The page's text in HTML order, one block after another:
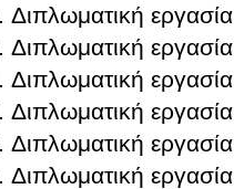
Διπλωματική εργασία
Διπλωματική εργασία
Διπλωματική εργασία
Διπλωματική εργασία
Διπλωματική εργασία
Διπλωματική εργασία